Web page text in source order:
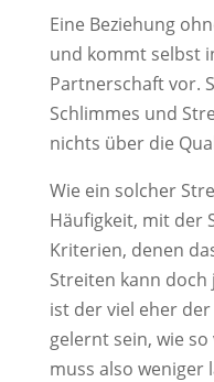
Eine Beziehung
und kommt selbst
Partnerschaft vor.
Schlimmes und
nichts über die
Wie ein solcher
Häufigkeit, mit der
Kriterien, denen
Streiten kann doch
ist der viel eher
gelernt sein, wie so
muss also weniger